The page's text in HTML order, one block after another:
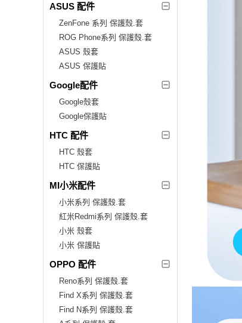
ASUS 配件
ZenFone 系列 保護殼.套
ROG Phone系列 保護殼.套
ASUS 殼套
ASUS 保護貼
Google配件
Google殼套
Google保護貼
HTC 配件
HTC 殼套
HTC 保護貼
MI小米配件
小米系列 保護殼.套
紅米Redmi系列 保護殼.套
小米 殼套
小米 保護貼
OPPO 配件
Reno系列 保護殼.套
Find X系列 保護殼.套
Find N系列 保護殼.套